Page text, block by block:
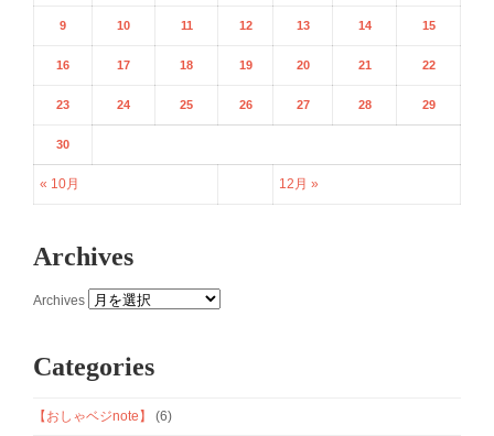
« 10月 12月 »
9 10 11 12 13 14 15
16 17 18 19 20 21 22
23 24 25 26 27 28 29
30
Archives
Archives
Categories
【おしゃベジnote】 (6)